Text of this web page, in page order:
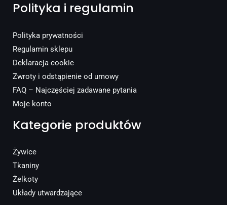
Polityka i regulamin
Polityka prywatności
Regulamin sklepu
Deklaracja cookie
Zwroty i odstąpienie od umowy
FAQ – Najczęściej zadawane pytania
Moje konto
Kategorie produktów
Żywice
Tkaniny
Żelkoty
Układy utwardzające